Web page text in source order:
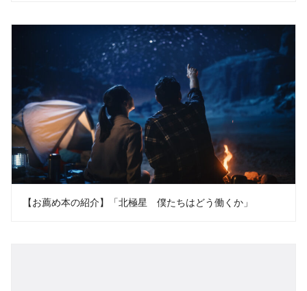
【お薦め本の紹介】「北極星 僕たちはどう働くか」